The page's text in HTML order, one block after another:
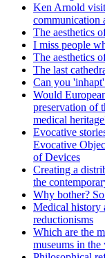
Ken Arnold
communication
The aesthetics
I miss people
The aesthetics
The last
Can you
Would
preservation of
medical
Evocative
Evocative
of Devices
Creating a
the
Why bother?
Medical history
reductionisms
Which are the
museums in the